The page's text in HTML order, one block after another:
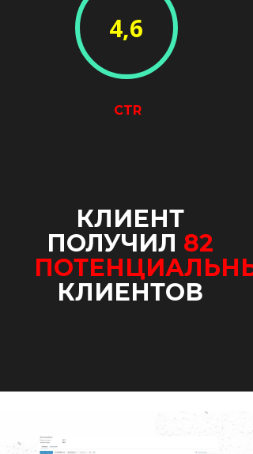
КЛИЕНТ
ПОЛУЧИЛ 82
КЛИЕНТОВ
CTR
4,6